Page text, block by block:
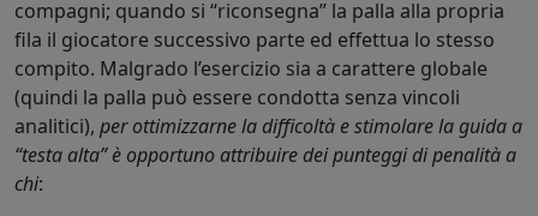
compagni; quando si “riconsegna” la palla alla propria
fila il giocatore successivo parte ed effettua lo stesso
compito. Malgrado l’esercizio sia a carattere globale
(quindi la palla può essere condotta senza vincoli
analitici), per ottimizzarne la difficoltà e stimolare la guida a
“testa alta” è opportuno attribuire dei punteggi di penalità a
chi: